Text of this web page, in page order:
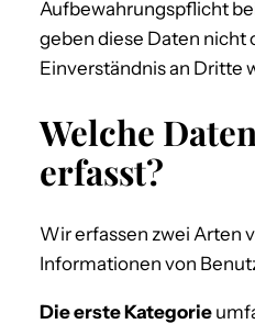
Aufbewahrungspflicht
geben diese Daten nicht
Einverständnis an Dritte
Welche
erfasst?
Wir erfassen zwei Arten
Informationen von
Die erste Kategorie